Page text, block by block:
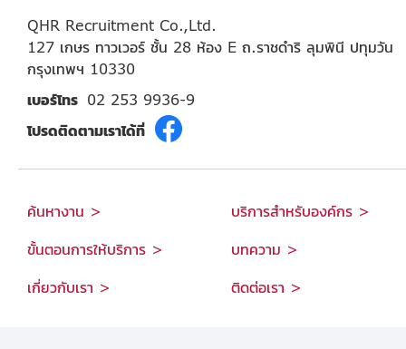
QHR Recruitment Co.,Ltd.
127 เกษร ทาวเวอร์ ชั้น 28 ห้อง E ถ.ราชดำริ ลุมพินี ปทุมวัน
กรุงเทพฯ 10330
เบอร์โทร 02 253 9936-9
โปรดติดตามเราได้ที่
ค้นหางาน > บริการสำหรับองค์กร >
ขั้นตอนการให้บริการ > บทความ >
เกี่ยวกับเรา > ติดต่อเรา >